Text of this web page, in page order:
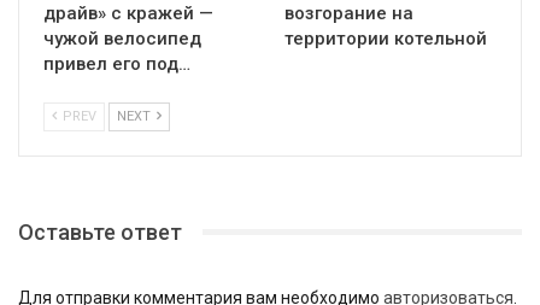
драйв» с кражей —
чужой велосипед
привел его под…
возгорание на
территории котельной
PREV NEXT
Оставьте ответ
Для отправки комментария вам необходимо авторизоваться